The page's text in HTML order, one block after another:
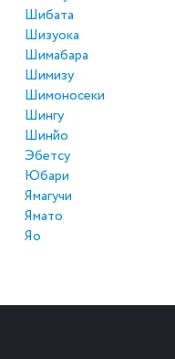
Шибата
Шизуока
Шимабара
Шимизу
Шимоносеки
Шингу
Шинйо
Эбетсу
Юбари
Ямагучи
Ямато
Яо